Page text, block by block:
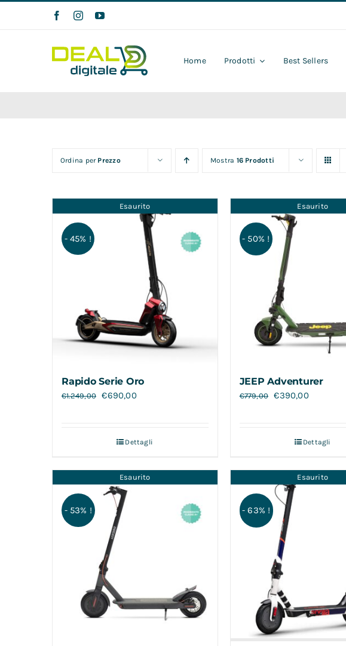
Home Prodotti Best Sellers
Ordina per Prezzo Mostra 16 Prodotti
Esaurito
- 45% !
Rapido Serie Oro
€1.249,00 €690,00
Dettagli
Esaurito
- 50% !
JEEP Adventurer
€779,00 €390,00
Dettagli
Esaurito
- 53% !
Esaurito
- 63% !